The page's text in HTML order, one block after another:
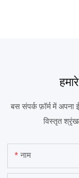
बस संपर्क फ़ॉर्म में अपना
विस्तृत
नाम